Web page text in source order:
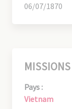
06/07/1870
MISSIONS
Pays :
Vietnam